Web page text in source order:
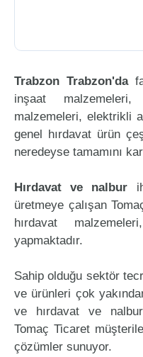
Trabzon Trabzon'da
inşaat
malzemeleri, elektrikli
genel hırdavat ürün
neredeyse tamamını
Hırdavat ve nalbur
üretmeye çalışan
hırdavat
yapmaktadır.
Sahip olduğu sektör
ve ürünleri çok
ve hırdavat ve
Tomaç Ticaret
çözümler sunuyor.